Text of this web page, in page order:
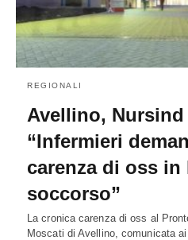
REGIONALI
Avellino,
“Infermieri
carenza di oss in
soccorso”
La cronica carenza di oss al
Moscati di Avellino, comunicata